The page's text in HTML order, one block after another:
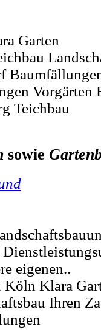
Garten
Vorgärten
Teichbau
sowie
eigenen..
Klara
Ihren